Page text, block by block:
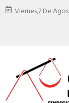
Viernes,7 De